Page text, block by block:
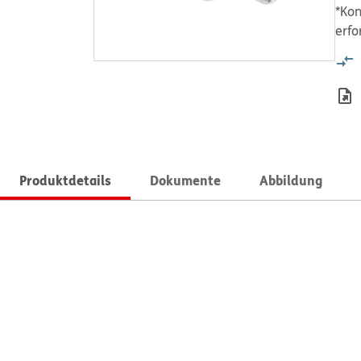
Produktdetails Dokumente Abbildung